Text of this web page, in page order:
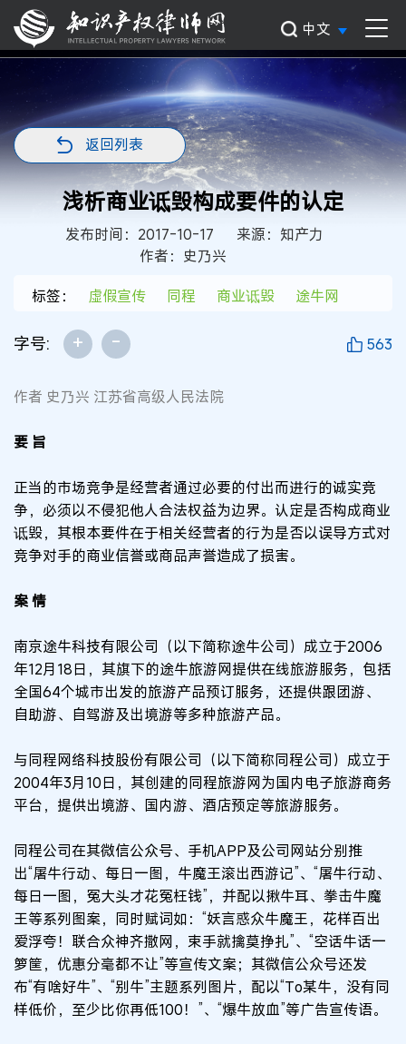
中文
返回列表
浅析商业诋毁构成要件的认定
发布时间：2017-10-17
来源：知产力
作者：史乃兴
标签：
虚假宣传 同程 商业诋毁 途牛网
字号: + - 563
作者 史乃兴 江苏省高级人民法院
要 旨
正当的市场竞争是经营者通过必要的付出而进行的诚实竞
争，必须以不侵犯他人合法权益为边界。认定是否构成商业
诋毁，其根本要件在于相关经营者的行为是否以误导方式对
竞争对手的商业信誉或商品声誉造成了损害。
案 情
南京途牛科技有限公司（以下简称途牛公司）成立于2006
年12月18日，其旗下的途牛旅游网提供在线旅游服务，包括
全国64个城市出发的旅游产品预订服务，还提供跟团游、
自助游、自驾游及出境游等多种旅游产品。
与同程网络科技股份有限公司（以下简称同程公司）成立于
2004年3月10日，其创建的同程旅游网为国内电子旅游商务
平台，提供出境游、国内游、酒店预定等旅游服务。
同程公司在其微信公众号、手机APP及公司网站分别推
出“屠牛行动、每日一图，牛魔王滚出西游记”、“屠牛行动、
每日一图，冤大头才花冤枉钱”，并配以揪牛耳、拳击牛魔
王等系列图案，同时赋词如：“妖言惑众牛魔王，花样百出
爱浮夸！联合众神齐撒网，束手就擒莫挣扎”、“空话牛话一
箩筐，优惠分毫都不让”等宣传文案；其微信公众号还发
布“有啥好牛”、“别牛”主题系列图片，配以“To某牛，没有同
样低价，至少比你再低100！”、“爆牛放血”等广告宣传语。